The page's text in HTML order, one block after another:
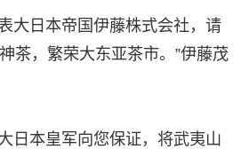
大日本帝国伊藤株式会社，请
茶，繁荣大东亚茶市。”伊藤茂
日本皇军向您保证，将武夷山